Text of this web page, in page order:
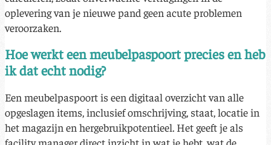
oplevering van je nieuwe pand geen acute problemen
veroorzaken.
Hoe werkt een meubelpaspoort precies en heb
ik dat echt nodig?
Een meubelpaspoort is een digitaal overzicht van alle
opgeslagen items, inclusief omschrijving, staat, locatie in
het magazijn en hergebruikpotentieel. Het geeft je als
facility manager direct inzicht in wat je hebt, wat de